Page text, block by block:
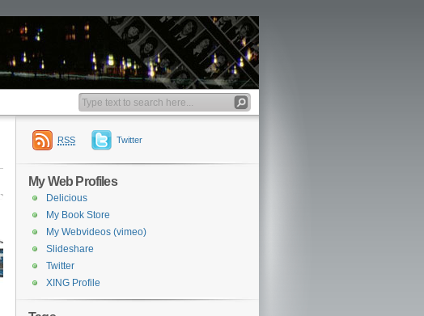
RSS Twitter
My Web Profiles
Delicious
My Book Store
My Webvideos (vimeo)
Slideshare
Twitter
XING Profile